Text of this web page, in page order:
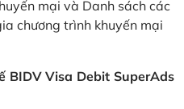
mại và Danh sách các
chương trình khuyến mại
BIDV Visa Debit SuperAds